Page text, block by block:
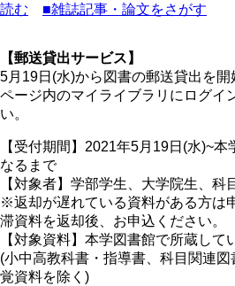
読む
■雑誌記事・論文をさがす
【郵送貸出サービス】
5月19日(水)から図書の郵送貸出を
ページ内のマイライブラリにログイ
い。
【受付期間】2021年5月19日(水)~
なるまで
【対象者】学部学生、大学院生、科
※返却が遅れている資料がある方は
滞資料を返却後、お申込ください。
【対象資料】本学図書館で所蔵して
(小中高教科書・指導書、科目関連
覚資料を除く)